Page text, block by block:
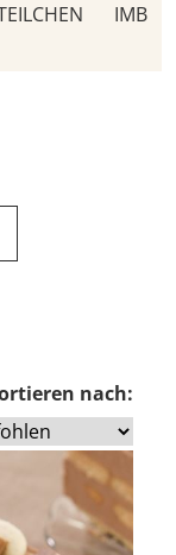
nach: